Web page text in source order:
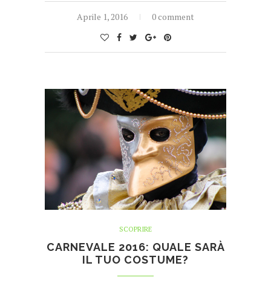
Aprile 1, 2016 0 comment
SCOPRIRE
CARNEVALE 2016: QUALE SARÀ
IL TUO COSTUME?